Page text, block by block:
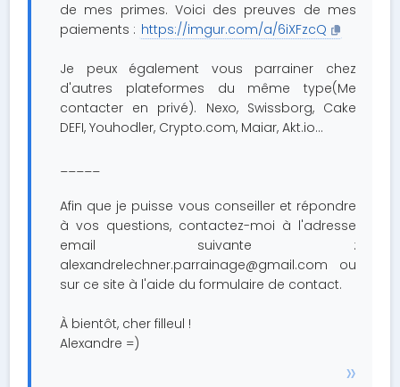
de mes primes. Voici des preuves de mes
paiements : https://imgur.com/a/6iXFzcQ
Je peux également vous parrainer chez
d'autres plateformes du même type(Me
contacter en privé). Nexo, Swissborg, Cake
DEFI, Youhodler, Crypto.com, Maiar, Akt.io...
_____
Afin que je puisse vous conseiller et répondre
à vos questions, contactez-moi à l'adresse
email suivante :
alexandrelechner.parrainage@gmail.com ou
sur ce site à l'aide du formulaire de contact.
À bientôt, cher filleul !
Alexandre =)